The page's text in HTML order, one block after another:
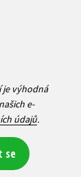
je výhodná
e-
údajů.
se